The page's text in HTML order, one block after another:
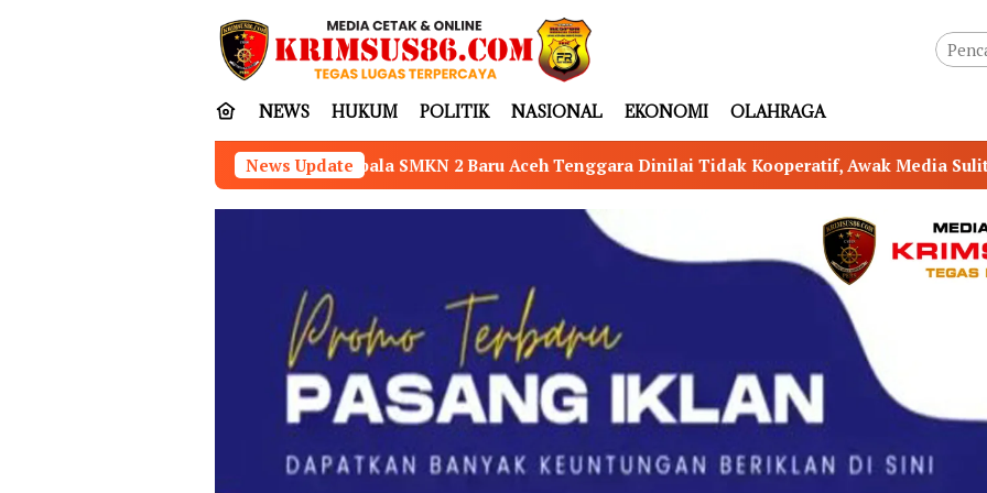
NEWS HUKUM POLITIK NASIONAL EKONOMI OLAHRAGA
News Update
Kepala SMKN 2 Baru Aceh Tenggara Dinilai Tidak Kooperatif, Awak Media Sulit Konfirmasi Transparansi